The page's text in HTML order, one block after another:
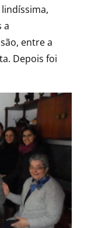
a
entre a
Depois foi